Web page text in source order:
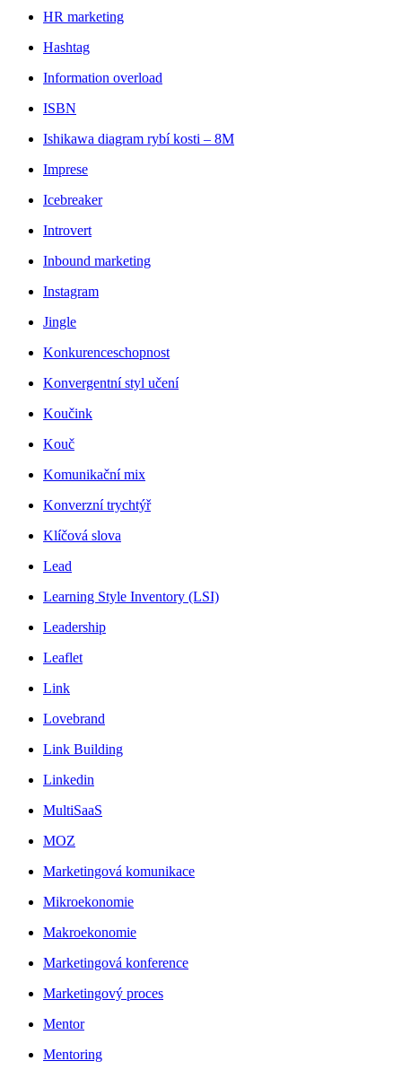
HR marketing
Hashtag
Information overload
ISBN
Ishikawa diagram rybí kosti – 8M
Imprese
Icebreaker
Introvert
Inbound marketing
Instagram
Jingle
Konkurenceschopnost
Konvergentní styl učení
Koučink
Kouč
Komunikační mix
Konverzní trychtýř
Klíčová slova
Lead
Learning Style Inventory (LSI)
Leadership
Leaflet
Link
Lovebrand
Link Building
Linkedin
MultiSaaS
MOZ
Marketingová komunikace
Mikroekonomie
Makroekonomie
Marketingová konference
Marketingový proces
Mentor
Mentoring